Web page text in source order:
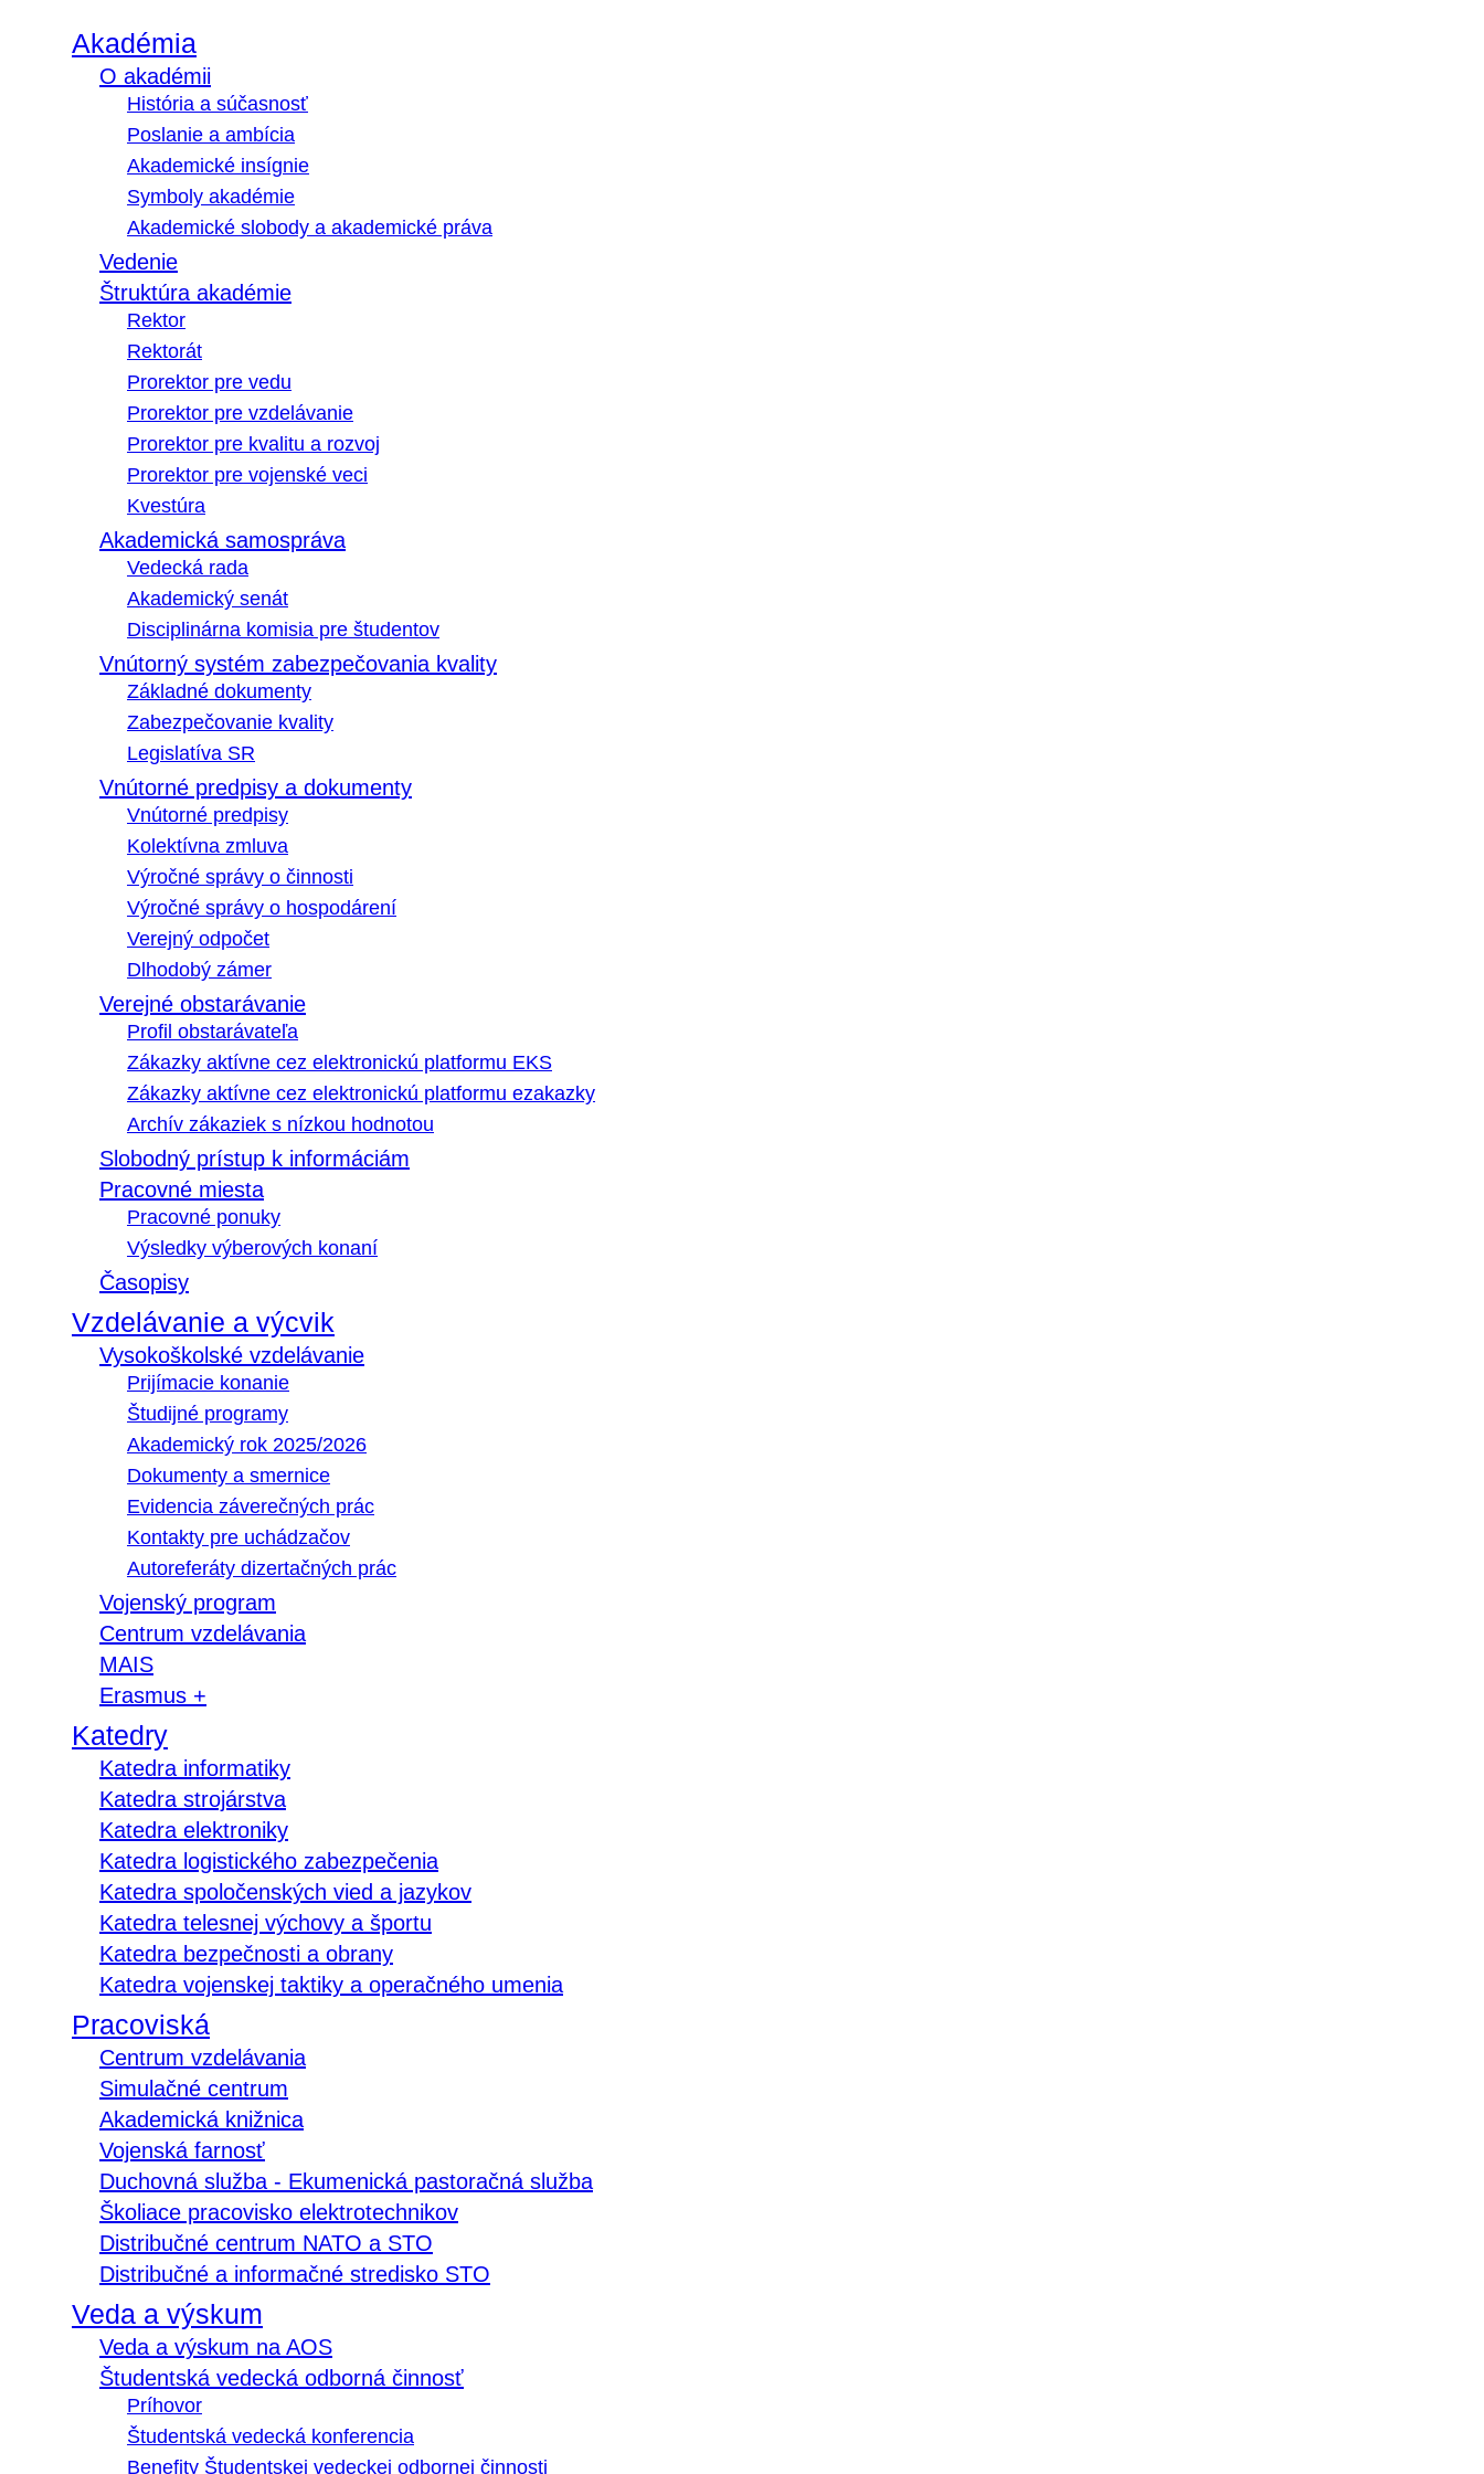
Akadémia
O akadémii
História a súčasnosť
Poslanie a ambícia
Akademické insígnie
Symboly akadémie
Akademické slobody a akademické práva
Vedenie
Štruktúra akadémie
Rektor
Rektorát
Prorektor pre vedu
Prorektor pre vzdelávanie
Prorektor pre kvalitu a rozvoj
Prorektor pre vojenské veci
Kvestúra
Akademická samospráva
Vedecká rada
Akademický senát
Disciplinárna komisia pre študentov
Vnútorný systém zabezpečovania kvality
Základné dokumenty
Zabezpečovanie kvality
Legislatíva SR
Vnútorné predpisy a dokumenty
Vnútorné predpisy
Kolektívna zmluva
Výročné správy o činnosti
Výročné správy o hospodárení
Verejný odpočet
Dlhodobý zámer
Verejné obstarávanie
Profil obstarávateľa
Zákazky aktívne cez elektronickú platformu EKS
Zákazky aktívne cez elektronickú platformu ezakazky
Archív zákaziek s nízkou hodnotou
Slobodný prístup k informáciám
Pracovné miesta
Pracovné ponuky
Výsledky výberových konaní
Časopisy
Vzdelávanie a výcvik
Vysokoškolské vzdelávanie
Prijímacie konanie
Študijné programy
Akademický rok 2025/2026
Dokumenty a smernice
Evidencia záverečných prác
Kontakty pre uchádzačov
Autoreferáty dizertačných prác
Vojenský program
Centrum vzdelávania
MAIS
Erasmus +
Katedry
Katedra informatiky
Katedra strojárstva
Katedra elektroniky
Katedra logistického zabezpečenia
Katedra spoločenských vied a jazykov
Katedra telesnej výchovy a športu
Katedra bezpečnosti a obrany
Katedra vojenskej taktiky a operačného umenia
Pracoviská
Centrum vzdelávania
Simulačné centrum
Akademická knižnica
Vojenská farnosť
Duchovná služba - Ekumenická pastoračná služba
Školiace pracovisko elektrotechnikov
Distribučné centrum NATO a STO
Distribučné a informačné stredisko STO
Veda a výskum
Veda a výskum na AOS
Študentská vedecká odborná činnosť
Príhovor
Študentská vedecká konferencia
Benefity Študentskej vedeckej odbornej činnosti